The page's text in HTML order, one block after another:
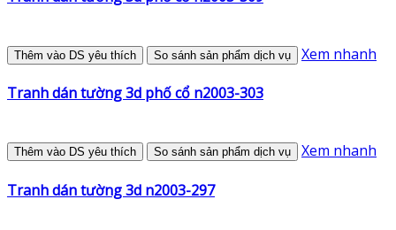
Thêm vào DS yêu thích So sánh sản phẩm dịch vụ Xem nhanh
Tranh dán tường 3d phố cổ n2003-303
Thêm vào DS yêu thích So sánh sản phẩm dịch vụ Xem nhanh
Tranh dán tường 3d n2003-297